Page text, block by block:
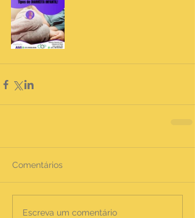
Comentários
Escreva um comentário